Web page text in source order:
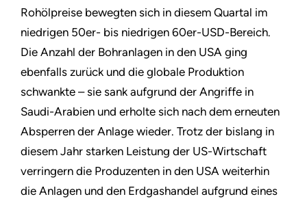
Rohölpreise bewegten sich in diesem Quartal im
niedrigen 50er- bis niedrigen 60er-USD-Bereich.
Die Anzahl der Bohranlagen in den USA ging
ebenfalls zurück und die globale Produktion
schwankte – sie sank aufgrund der Angriffe in
Saudi-Arabien und erholte sich nach dem erneuten
Absperren der Anlage wieder. Trotz der bislang in
diesem Jahr starken Leistung der US-Wirtschaft
verringern die Produzenten in den USA weiterhin
die Anlagen und den Erdgashandel aufgrund eines